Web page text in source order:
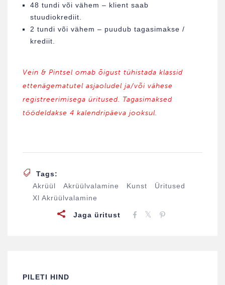
48 tundi või vähem – klient saab
stuudiokrediit.
2 tundi või vähem – puudub tagasimakse /
krediit.
Vein & Pintsel omab õigust tühistada klassid
ettenägematutel asjaoludel ja/või vähese
registreerimisega üritused. Tagasimaksed
töödeldakse 4 kalendripäeva jooksul.
Tags:
Akrüül
Akrüülvalamine Kunst
Üritused
Xl Akrüülvalamine
Jaga üritust
PILETI HIND